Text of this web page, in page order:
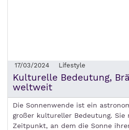
17/03/2024 Lifestyle
Kulturelle Bedeutung,
weltweit
Die Sonnenwende ist ein
großer kultureller Bedeutung. Sie
Zeitpunkt, an dem die Sonne